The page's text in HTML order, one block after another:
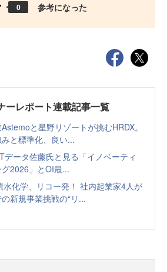
0 参考になった
ーレポート連載記事一覧
と星野リゾートが挑むHRDX。
と標準化、良い...
データ佐藤氏と見る「イノベーティ
2026」とOI最...
水化学、リコー発！ 社内起業家4人が
新規事業挑戦の“リ...